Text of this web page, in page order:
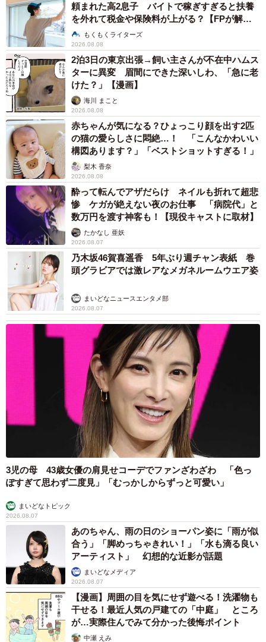
頼まれた高2息子 バイトで稼ぎすぎると扶養
を外れて税金や保険料が上がる？【FPが解
説】もくもくライターズ
2026.08.08
2泊3日の東京出張→飼い主さんが不在中ハムス
ターに異変 眉間にできた深いしわ、「急に老
けた？」【漫画】
海川 まこと
2026.08.08
赤ちゃんが気になる？ひょっこり顔を出す2匹
の猫の愛らしさに悶絶…！ 「こんなかわいい
構図あります？」「ベストショットすぎる！」
梨木 香奈
2026.08.08
酔って転んでアザだらけ ネイルも折れて超悲
惨 ケガが絶えない夜のお仕事 「病院代」と
数万円を渡す神客も！【現役キャストに取材】
たかなし 亜妖
2026.08.07
乃木坂46賀喜遥香 5年ぶり週チャン表紙 巻
頭グラビアでは激レアなメガネルームウエア姿
まいどなニュースエンタメ部
2026.08.07
3児の母 43歳女優の肩見せコーデでファンざわざわ 「色っ
ぽすぎて思わず二度見」「むっかしからずっと可愛い」
まいどなトピック
2026.08.07
あのちゃん、雨の日のショーパン姿に「雨が似
合う」「脚めっちゃきれい！」「水も滴る良い
アーティスト」 幻想的な近影が話題
まいどなメディア
2026.08.07
【漫画】周囲の目を気にせず遊べる！洗濯物も
干せる！最近人気の戸建ての「中庭」 ところ
が…実際住んでみて分かった後悔ポイント
中瀬 えみ